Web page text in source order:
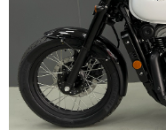
từ
Thái